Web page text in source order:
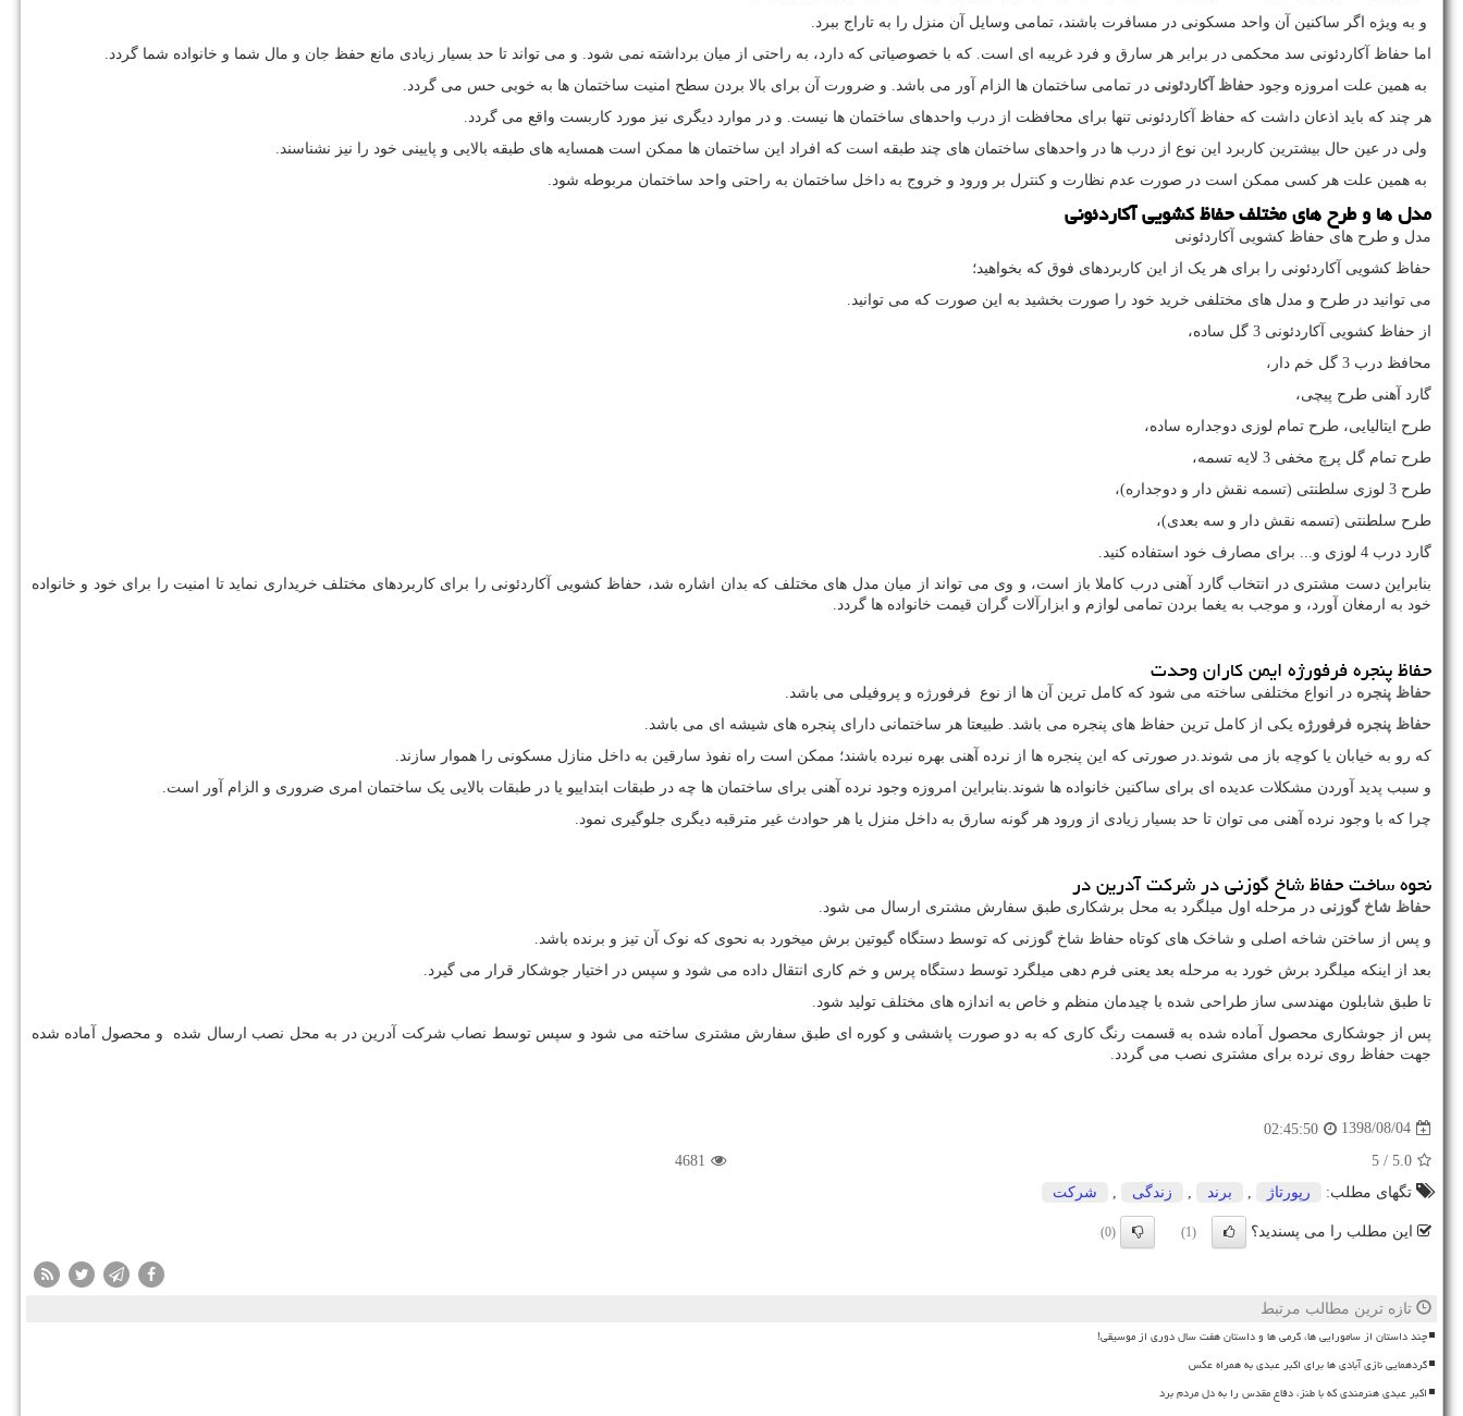
و به ویژه اگر ساکنین آن واحد مسکونی در مسافرت باشند، تمامی وسایل آن منزل را به تاراج ببرد.
اما حفاظ آکاردئونی سد محکمی در برابر هر سارق و فرد غریبه ای است. که با خصوصیاتی که دارد، به راحتی از میان برداشته نمی شود. و می تواند تا حد بسیار زیادی مانع حفظ جان و مال شما و خانواده شما گردد.
به همین علت امروزه وجود حفاظ آکاردئونی در تمامی ساختمان ها الزام آور می باشد. و ضرورت آن برای بالا بردن سطح امنیت ساختمان ها به خوبی حس می گردد.
هر چند که باید اذعان داشت که حفاظ آکاردئونی تنها برای محافظت از درب واحدهای ساختمان ها نیست. و در موارد دیگری نیز مورد کاربست واقع می گردد.
ولی در عین حال بیشترین کاربرد این نوع از درب ها در واحدهای ساختمان های چند طبقه است که افراد این ساختمان ها ممکن است همسایه های طبقه بالایی و پایینی خود را نیز نشناسند.
به همین علت هر کسی ممکن است در صورت عدم نظارت و کنترل بر ورود و خروج به داخل ساختمان به راحتی واحد ساختمان مربوطه شود.
مدل ها و طرح های مختلف حفاظ کشویی آکاردئونی
مدل و طرح های حفاظ کشویی آکاردئونی
حفاظ کشویی آکاردئونی را برای هر یک از این کاربردهای فوق که بخواهید؛
می توانید در طرح و مدل های مختلفی خرید خود را صورت بخشید به این صورت که می توانید.
از حفاظ کشویی آکاردئونی 3 گل ساده،
محافظ درب 3 گل خم دار،
گارد آهنی طرح پیچی،
طرح ایتالیایی، طرح تمام لوزی دوجداره ساده،
طرح تمام گل پرچ مخفی 3 لایه تسمه،
طرح 3 لوزی سلطنتی (تسمه نقش دار و دوجداره)،
طرح سلطنتی (تسمه نقش دار و سه بعدی)،
گارد درب 4 لوزی و... برای مصارف خود استفاده کنید.
بنابراین دست مشتری در انتخاب گارد آهنی درب کاملا باز است، و وی می تواند از میان مدل های مختلف که بدان اشاره شد، حفاظ کشویی آکاردئونی را برای کاربردهای مختلف خریداری نماید تا امنیت را برای خود و خانواده
خود به ارمغان آورد، و موجب به یغما بردن تمامی لوازم و ابزارآلات گران قیمت خانواده ها گردد.
حفاظ پنجره فرفورژه ایمن کاران وحدت
حفاظ پنجره در انواع مختلفی ساخته می شود که کامل ترین آن ها از نوع فرفورژه و پروفیلی می باشد.
حفاظ پنجره فرفورژه یکی از کامل ترین حفاظ های پنجره می باشد. طبیعتا هر ساختمانی دارای پنجره های شیشه ای می باشد.
که رو به خیابان یا کوچه باز می شوند.در صورتی که این پنجره ها از نرده آهنی بهره نبرده باشند؛ ممکن است راه نفوذ سارقین به داخل منازل مسکونی را هموار سازند.
و سبب پدید آوردن مشکلات عدیده ای برای ساکنین خانواده ها شوند.بنابراین امروزه وجود نرده آهنی برای ساختمان ها چه در طبقات ابتداییو یا در طبقات بالایی یک ساختمان امری ضروری و الزام آور است.
چرا که با وجود نرده آهنی می توان تا حد بسیار زیادی از ورود هر گونه سارق به داخل منزل یا هر حوادث غیر مترقبه دیگری جلوگیری نمود.
نحوه ساخت حفاظ شاخ گوزنی در شرکت آدرین در
حفاظ شاخ گوزنی در مرحله اول میلگرد به محل برشکاری طبق سفارش مشتری ارسال می شود.
و پس از ساختن شاخه اصلی و شاخک های کوتاه حفاظ شاخ گوزنی که توسط دستگاه گیوتین برش میخورد به نحوی که نوک آن تیز و برنده باشد.
بعد از اینکه میلگرد برش خورد به مرحله بعد یعنی فرم دهی میلگرد توسط دستگاه پرس و خم کاری انتقال داده می شود و سپس در اختیار جوشکار قرار می گیرد.
تا طبق شابلون مهندسی ساز طراحی شده با چیدمان منظم و خاص به اندازه های مختلف تولید شود.
پس از جوشکاری محصول آماده شده به قسمت رنگ کاری که به دو صورت پاششی و کوره ای طبق سفارش مشتری ساخته می شود و سپس توسط نصاب شرکت آدرین در به محل نصب ارسال شده و محصول آماده شده
جهت حفاظ روی نرده برای مشتری نصب می گردد.
1398/08/04
02:45:50
5.0
/ 5
4681
تگهای مطلب:
رپورتاژ برند زندگی شركت
این مطلب را می پسندید؟ (1)
(0)
تازه ترین مطالب مرتبط
چند داستان از سامورایی ها، گرمی ها و داستان هفت سال دوری از موسیقی!
گردهمایی نازی آبادی ها برای اکبر عبدی به همراه عکس
اکبر عبدی هنرمندی که با طنز، دفاع مقدس را به دل مردم برد